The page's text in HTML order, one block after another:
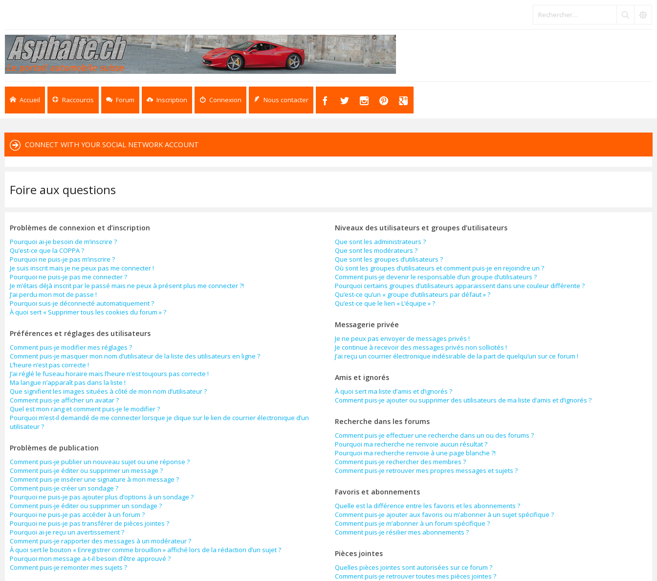
Accueil Raccourcis Forum Inscription Connexion Nous contacter
CONNECT WITH YOUR SOCIAL NETWORK ACCOUNT
Foire aux questions
Problèmes de connexion et d’inscription
Pourquoi ai-je besoin de m’inscrire ?
Qu’est-ce que la COPPA ?
Pourquoi ne puis-je pas m’inscrire ?
Je suis inscrit mais je ne peux pas me connecter !
Pourquoi ne puis-je pas me connecter ?
Je m’étais déjà inscrit par le passé mais ne peux à présent plus me connecter ?!
J’ai perdu mon mot de passe !
Pourquoi suis-je déconnecté automatiquement ?
À quoi sert « Supprimer tous les cookies du forum » ?
Préférences et réglages des utilisateurs
Comment puis-je modifier mes réglages ?
Comment puis-je masquer mon nom d’utilisateur de la liste des utilisateurs en ligne ?
L’heure n’est pas correcte !
J’ai réglé le fuseau horaire mais l’heure n’est toujours pas correcte !
Ma langue n’apparaît pas dans la liste !
Que signifient les images situées à côté de mon nom d’utilisateur ?
Comment puis-je afficher un avatar ?
Quel est mon rang et comment puis-je le modifier ?
Pourquoi m’est-il demandé de me connecter lorsque je clique sur le lien de courrier électronique d’un
utilisateur ?
Problèmes de publication
Comment puis-je publier un nouveau sujet ou une réponse ?
Comment puis-je éditer ou supprimer un message ?
Comment puis-je insérer une signature à mon message ?
Comment puis-je créer un sondage ?
Pourquoi ne puis-je pas ajouter plus d’options à un sondage ?
Comment puis-je éditer ou supprimer un sondage ?
Pourquoi ne puis-je pas accéder à un forum ?
Pourquoi ne puis-je pas transférer de pièces jointes ?
Pourquoi ai-je reçu un avertissement ?
Comment puis-je rapporter des messages à un modérateur ?
À quoi sert le bouton « Enregistrer comme brouillon » affiché lors de la rédaction d’un sujet ?
Pourquoi mon message a-t-il besoin d’être approuvé ?
Comment puis-je remonter mes sujets ?
Niveaux des utilisateurs et groupes d’utilisateurs
Que sont les administrateurs ?
Que sont les modérateurs ?
Que sont les groupes d’utilisateurs ?
Où sont les groupes d’utilisateurs et comment puis-je en rejoindre un ?
Comment puis-je devenir le responsable d’un groupe d’utilisateurs ?
Pourquoi certains groupes d’utilisateurs apparaissent dans une couleur différente ?
Qu’est-ce qu’un « groupe d’utilisateurs par défaut » ?
Qu’est-ce que le lien « L’équipe » ?
Messagerie privée
Je ne peux pas envoyer de messages privés !
Je continue à recevoir des messages privés non sollicités !
J’ai reçu un courrier électronique indésirable de la part de quelqu’un sur ce forum !
Amis et ignorés
À quoi sert ma liste d’amis et d’ignorés ?
Comment puis-je ajouter ou supprimer des utilisateurs de ma liste d’amis et d’ignorés ?
Recherche dans les forums
Comment puis-je effectuer une recherche dans un ou des forums ?
Pourquoi ma recherche ne renvoie aucun résultat ?
Pourquoi ma recherche renvoie à une page blanche ?!
Comment puis-je rechercher des membres ?
Comment puis-je retrouver mes propres messages et sujets ?
Favoris et abonnements
Quelle est la différence entre les favoris et les abonnements ?
Comment puis-je ajouter aux favoris ou m’abonner à un sujet spécifique ?
Comment puis-je m’abonner à un forum spécifique ?
Comment puis-je résilier mes abonnements ?
Pièces jointes
Quelles pièces jointes sont autorisées sur ce forum ?
Comment puis-je retrouver toutes mes pièces jointes ?